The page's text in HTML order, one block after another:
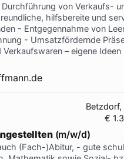
von Verkaufs-
hilfsbereite und
- Entgegennahme von
- Umsatzfördernde
– eigene Ideen
€
(m/w/d)
(Fach-)Abitur, - gute